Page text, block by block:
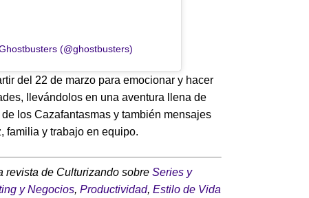
(@ghostbusters)
del 22 de marzo para emocionar y hacer
llevándolos en una aventura llena de
los Cazafantasmas y también mensajes
familia y trabajo en equipo.
revista de Culturizando sobre Series y
y Negocios, Productividad, Estilo de Vida